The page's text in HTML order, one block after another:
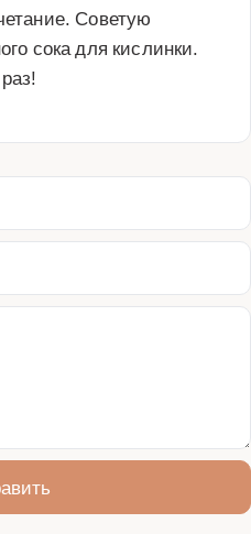
Советую
сока для кислинки.